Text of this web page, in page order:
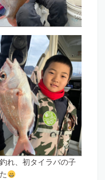
れ、初タイラバの子